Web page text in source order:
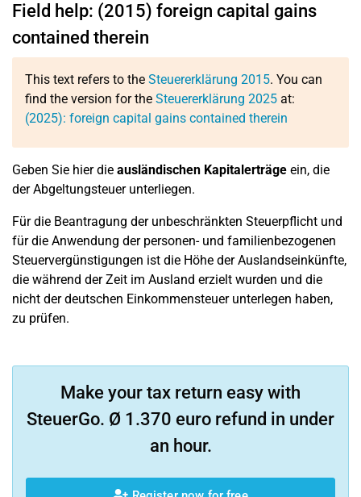
Field help: (2015) foreign capital gains
contained therein
This text refers to the Steuererklärung 2015. You can
find the version for the Steuererklärung 2025 at:
(2025): foreign capital gains contained therein
Geben Sie hier die ausländischen Kapitalerträge ein, die
der Abgeltungsteuer unterliegen.
Für die Beantragung der unbeschränkten Steuerpflicht und
für die Anwendung der personen- und familienbezogenen
Steuervergünstigungen ist die Höhe der Auslandseinkünfte,
die während der Zeit im Ausland erzielt wurden und die
nicht der deutschen Einkommensteuer unterlegen haben,
zu prüfen.
Make your tax return easy with
SteuerGo. Ø 1.370 euro refund in under
an hour.